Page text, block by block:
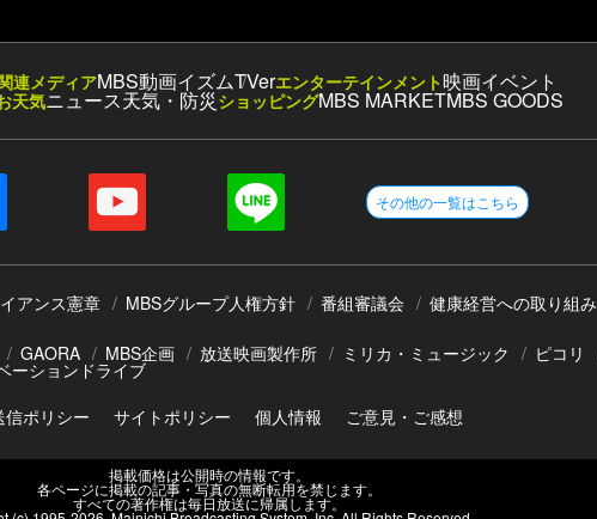
連メディアMBS動画イズムTVerエンターテインメント映画イベント
天気ニュース天気・防災 ショッピングMBS MARKETMBS GOODS
その他の一覧はこちら
アンス憲章 MBSグループ人権方針 番組審議会 健康経営への取り組み
GAORA MBS企画 放送映画製作所 ミリカ・ミュージック ピコリ
ーションドライブ
信ポリシー
サイトポリシー 個人情報 ご意見・ご感想
掲載価格は公開時の情報です。
各ページに掲載の記事・写真の無断転用を禁じます。
すべての著作権は毎日放送に帰属します。